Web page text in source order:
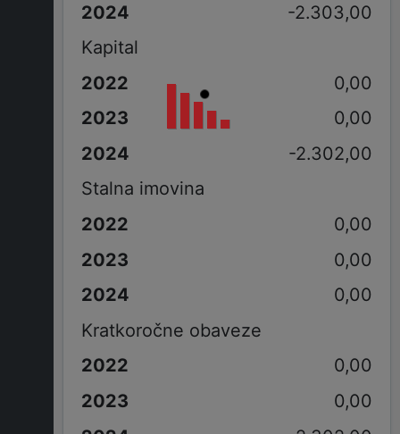
-2.303,00
Kapital
0,00
0,00
-2.302,00
Stalna imovina
0,00
0,00
0,00
Kratkoročne obaveze
0,00
0,00